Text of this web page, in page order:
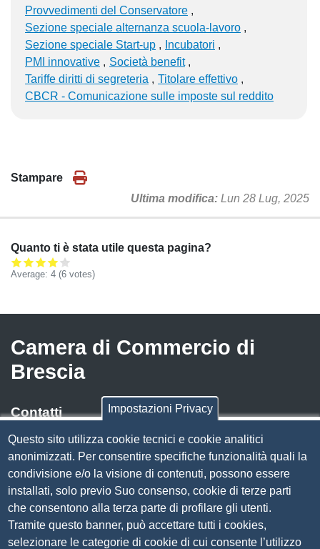
Provvedimenti del Conservatore
Sezione speciale alternanza scuola-lavoro
Sezione speciale Start-up
Incubatori
PMI innovative
Società benefit
Tariffe diritti di segreteria
Titolare effettivo
CBCR - Comunicazione sulle imposte sul reddito
Stampare
Ultima modifica Lun 28 Lug, 2025
Quanto ti è stata utile questa pagina?
Average: 4 (6 votes)
Camera di Commercio di
Brescia
Contatti
Via Luigi Einaudi, 23, 25121 Brescia BS
Tel. 030 37251
PECcamera.brescia@bs.legalmail.camcom.it
P.IVA 00859790172
C.F. 80013870177
Contatti
Impostazioni Privacy
Questo sito utilizza cookie tecnici e cookie analitici
anonimizzati. Per consentire specifiche funzionalità quali la
condivisione e/o la visione di contenuti, possono essere
installati, solo previo Suo consenso, cookie di terze parti
che consentono alla terza parte di profilare gli utenti.
Tramite questo banner, può accettare tutti i cookies,
selezionare le categorie di cookie di cui consente l’utilizzo